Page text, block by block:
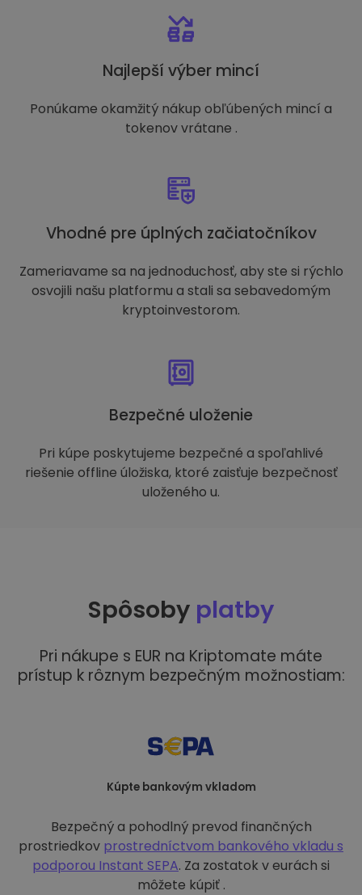
Najlepší výber mincí
Ponúkame okamžitý nákup obľúbených mincí a
tokenov vrátane .
Vhodné pre úplných začiatočníkov
Zameriavame sa na jednoduchosť, aby ste si rýchlo
osvojili našu platformu a stali sa sebavedomým
kryptoinvestorom.
Bezpečné uloženie
Pri kúpe poskytujeme bezpečné a spoľahlivé
riešenie offline úložiska, ktoré zaisťuje bezpečnosť
uloženého u.
Spôsoby platby
Pri nákupe s EUR na Kriptomate máte
prístup k rôznym bezpečným možnostiam:
Kúpte bankovým vkladom
Bezpečný a pohodlný prevod finančných
prostriedkov prostredníctvom bankového vkladu s
podporou Instant SEPA. Za zostatok v eurách si
môžete kúpiť .